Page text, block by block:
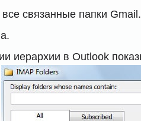
все связанные папки
иерархии в Outlook